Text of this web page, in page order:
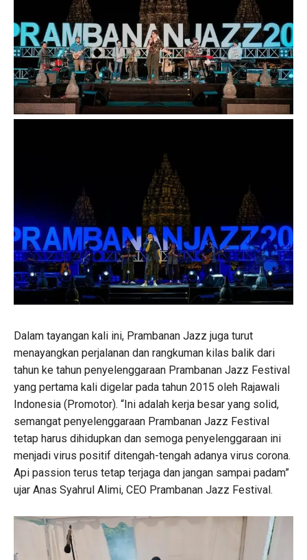
Dalam tayangan kali ini, Prambanan Jazz juga turut
menayangkan perjalanan dan rangkuman kilas balik dari
tahun ke tahun penyelenggaraan Prambanan Jazz Festival
yang pertama kali digelar pada tahun 2015 oleh Rajawali
Indonesia (Promotor). “Ini adalah kerja besar yang solid,
semangat penyelenggaraan Prambanan Jazz Festival
tetap harus dihidupkan dan semoga penyelenggaraan ini
menjadi virus positif ditengah-tengah adanya virus corona.
Api passion terus tetap terjaga dan jangan sampai padam”
ujar Anas Syahrul Alimi, CEO Prambanan Jazz Festival.